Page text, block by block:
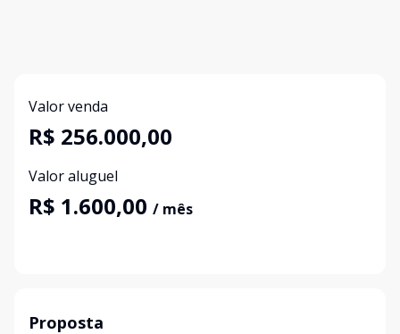
Valor venda
R$ 256.000,00
Valor aluguel
R$ 1.600,00 / mês
Proposta